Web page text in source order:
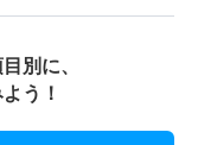
別に、
う！